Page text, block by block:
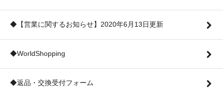
◆【営業に関するお知らせ】2020年6月13日更新
◆WorldShopping
◆返品・交換受付フォーム